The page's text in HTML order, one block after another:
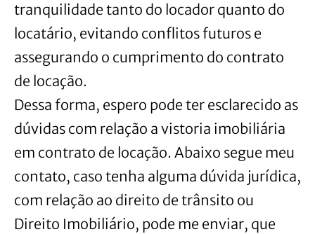
tranquilidade tanto do locador quanto do
locatário, evitando conflitos futuros e
assegurando o cumprimento do contrato
de locação.
Dessa forma, espero pode ter esclarecido as
dúvidas com relação a vistoria imobiliária
em contrato de locação. Abaixo segue meu
contato, caso tenha alguma dúvida jurídica,
com relação ao direito de trânsito ou
Direito Imobiliário, pode me enviar, que